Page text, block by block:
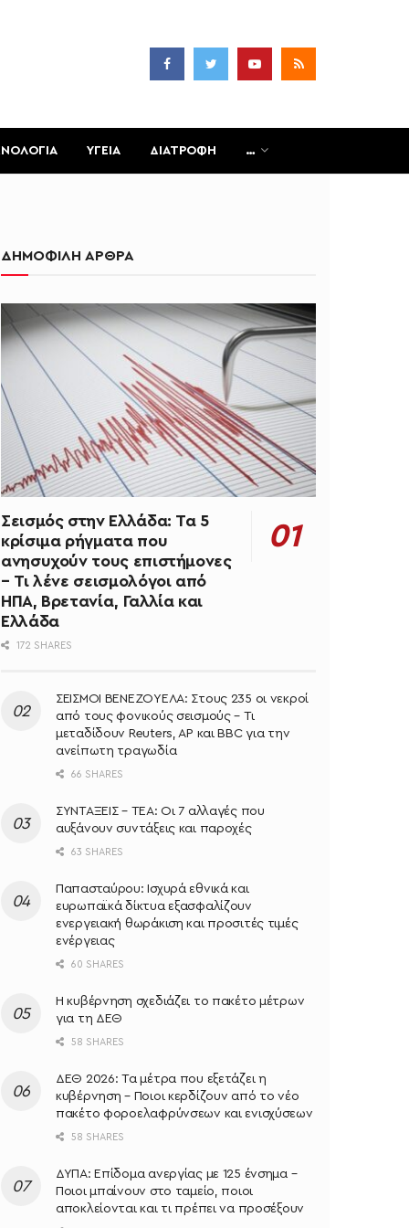
ΥΓΕΙΑ ΔΙΑΤΡΟΦΗ …
ΔΗΜΟΦΙΛΗ ΑΡΘΡΑ
Σεισμός στην Ελλάδα: Τα 5
κρίσιμα ρήγματα που
ανησυχούν τους επιστήμονες
– Τι λένε σεισμολόγοι από
ΗΠΑ, Βρετανία, Γαλλία και
Ελλάδα
172 SHARES
ΣΕΙΣΜΟΙ ΒΕΝΕΖΟΥΕΛΑ: Στους 235 οι νεκροί
από τους φονικούς σεισμούς – Τι
μεταδίδουν Reuters, AP και BBC για την
ανείπωτη τραγωδία
66 SHARES
ΣΥΝΤΑΞΕΙΣ – ΤΕΑ: Οι 7 αλλαγές που
αυξάνουν συντάξεις και παροχές
63 SHARES
Παπασταύρου: Ισχυρά εθνικά και
ευρωπαϊκά δίκτυα εξασφαλίζουν
ενεργειακή θωράκιση και προσιτές τιμές
ενέργειας
60 SHARES
Η κυβέρνηση σχεδιάζει το πακέτο μέτρων
για τη ΔΕΘ
58 SHARES
ΔΕΘ 2026: Τα μέτρα που εξετάζει η
κυβέρνηση – Ποιοι κερδίζουν από το νέο
πακέτο φοροελαφρύνσεων και ενισχύσεων
58 SHARES
ΔΥΠΑ: Επίδομα ανεργίας με 125 ένσημα –
Ποιοι μπαίνουν στο ταμείο, ποιοι
αποκλείονται και τι πρέπει να προσέξουν